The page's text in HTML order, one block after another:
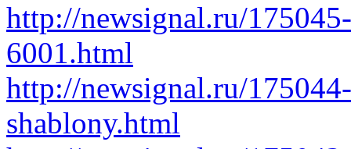
http://newsignal.ru/
6001.html
http://newsignal.ru/
shablony.html